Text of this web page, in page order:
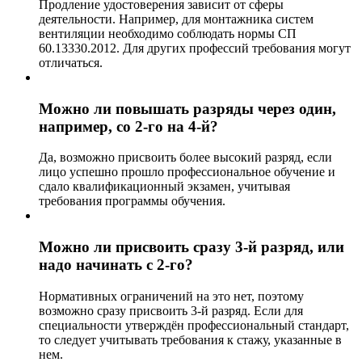
Продление удостоверения зависит от сферы
деятельности. Например, для монтажника систем
вентиляции необходимо соблюдать нормы СП
60.13330.2012. Для других профессий требования могут
отличаться.
Можно ли повышать разряды через один,
например, со 2-го на 4-й?
Да, возможно присвоить более высокий разряд, если
лицо успешно прошло профессиональное обучение и
сдало квалификационный экзамен, учитывая
требования программы обучения.
Можно ли присвоить сразу 3-й разряд, или
надо начинать с 2-го?
Нормативных ограничений на это нет, поэтому
возможно сразу присвоить 3-й разряд. Если для
специальности утверждён профессиональный стандарт,
то следует учитывать требования к стажу, указанные в
нем.